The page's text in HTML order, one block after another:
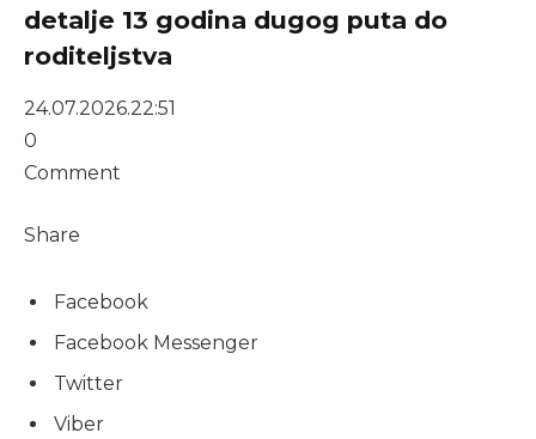
detalje 13 godina dugog puta do
roditeljstva
24.07.2026.22:51
0
Comment
Share
Facebook
Facebook Messenger
Twitter
Viber